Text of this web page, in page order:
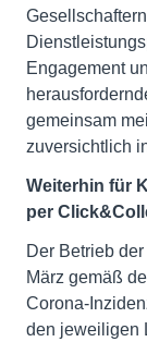
Engagement
gemeinsam
zuversichtlich
Weiterhin für
per
Der Betrieb
März gemäß
Corona-
den jeweiligen